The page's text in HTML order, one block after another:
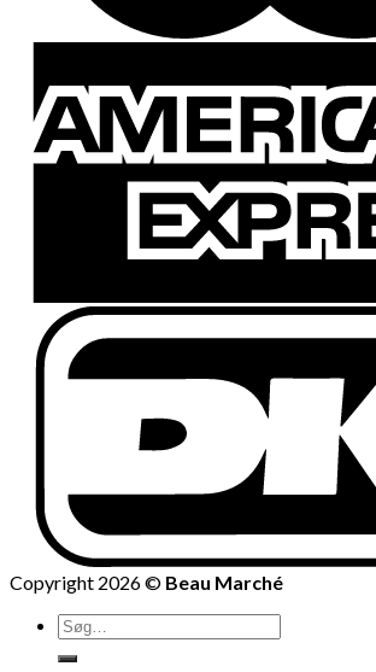
Copyright 2026 © Beau Marché
Søg
efter: